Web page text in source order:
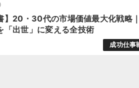
】20・30代の市場価値最大化戦略
「出世」に変える全技術
成功仕事